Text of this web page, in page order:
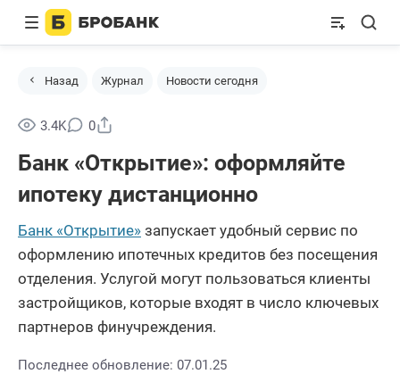
Назад Журнал Новости сегодня
3.4K 0
Банк «Открытие»: оформляйте
ипотеку дистанционно
Банк «Открытие» запускает удобный сервис по
оформлению ипотечных кредитов без посещения
отделения. Услугой могут пользоваться клиенты
застройщиков, которые входят в число ключевых
партнеров финучреждения.
Последнее обновление: 07.01.25